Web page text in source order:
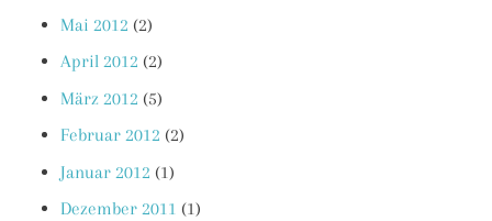
Mai 2012 (2)
April 2012 (2)
März 2012 (5)
Februar 2012 (2)
Januar 2012 (1)
Dezember 2011 (1)